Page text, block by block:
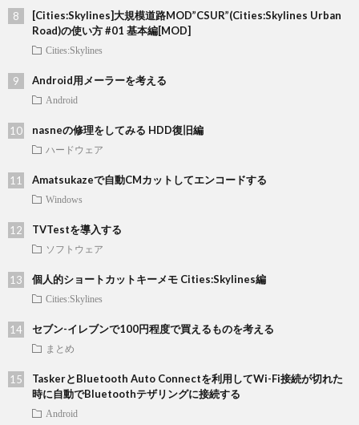
[Cities:Skylines]大規模道路MOD”CSUR”(Cities:Skylines Urban
Road)の使い方 #01 基本編[MOD]
Cities:Skylines
Android用メーラーを考える
Android
nasneの修理をしてみる HDD復旧編
ハードウェア
Amatsukazeで自動CMカットしてエンコードする
Windows
TVTestを導入する
ソフトウェア
個人的ショートカットキーメモ Cities:Skylines編
Cities:Skylines
セブン-イレブンで100円程度で買えるものを考える
まとめ
TaskerとBluetooth Auto Connectを利用してWi-Fi接続が切れた
時に自動でBluetoothテザリングに接続する
Android